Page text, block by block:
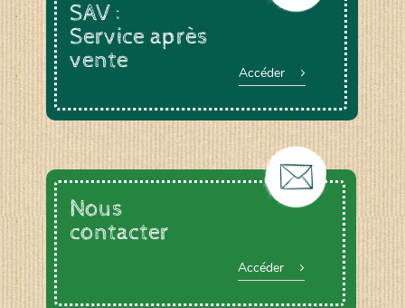
SAV :
Service après
vente
Accéder
Nous
contacter
Accéder